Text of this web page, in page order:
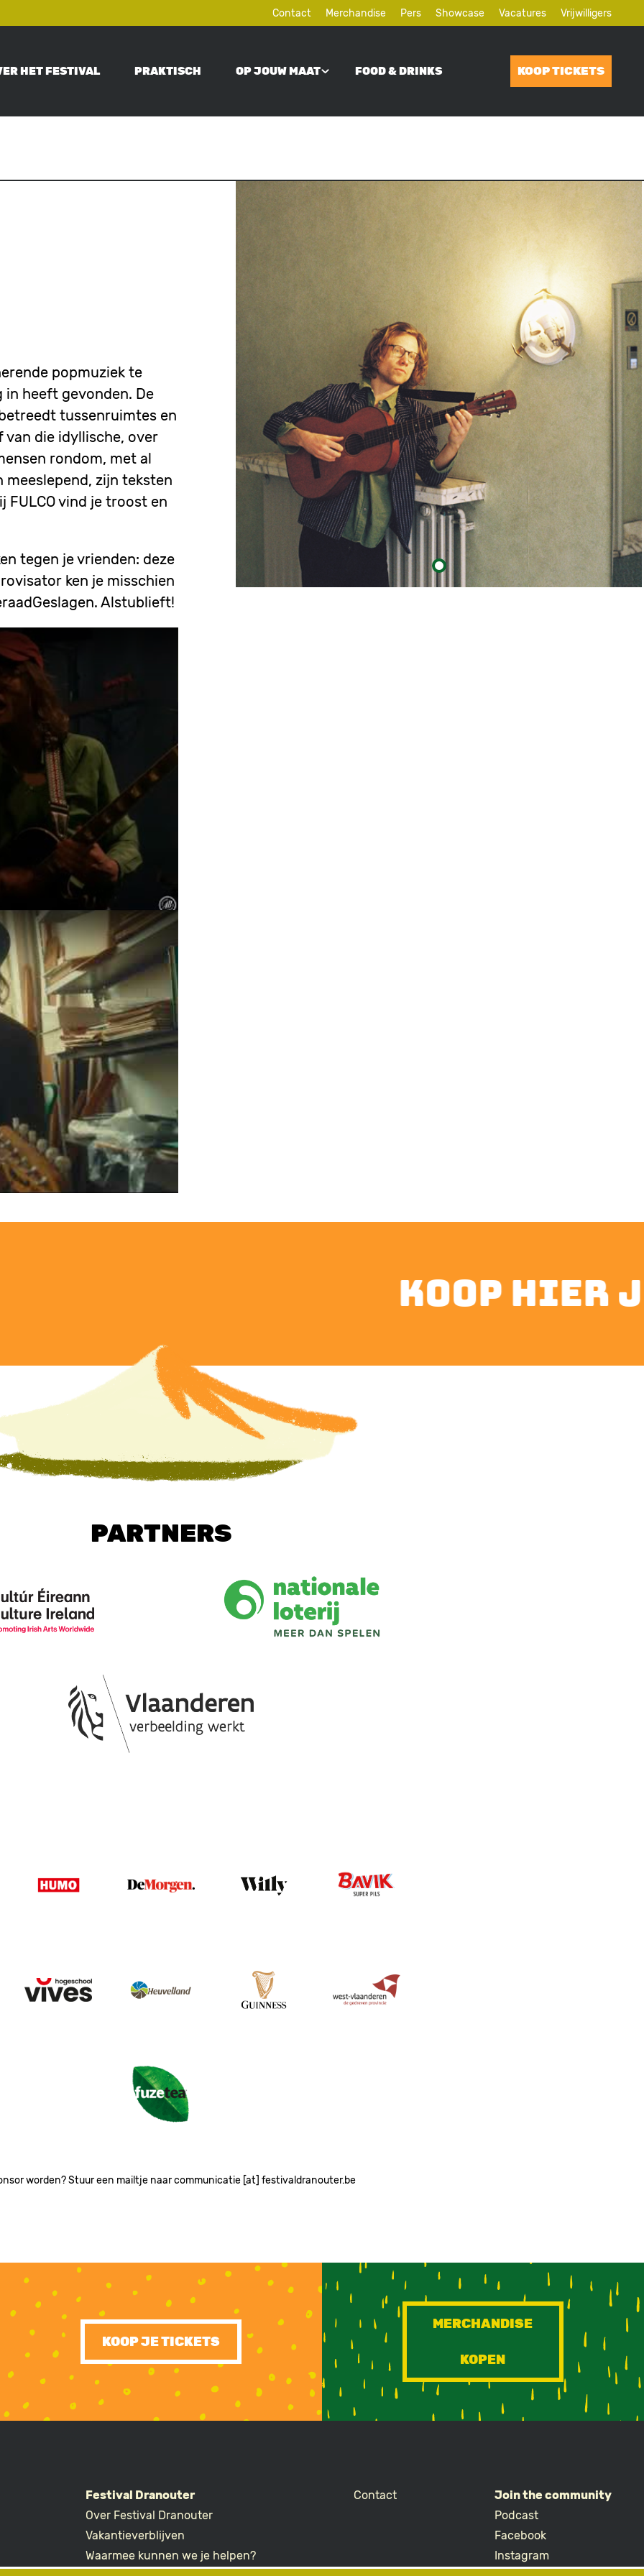
Contact Merchandise Pers Showcase Vacatures Vrijwilligers
HET FESTIVAL PRAKTISCH OP JOUW MAAT FOOD & DRINKS KOOP TICKETS
popmuziek te
in heeft gevonden. De
tussenruimtes en
die idyllische, over
rondom, met al
meeslepend, zijn teksten
FULCO vind je troost en
tegen je vrienden: deze
ken je misschien
Alstublieft!
- Ancienne Belgique
(Live akoestisch)
koop hier je
PARTNERS
Image
Image
Image
Image
Image Image
Image Image Image Image
Image
worden? Stuur een mailtje naar communicatie [at] festivaldranouter.be
KOOP JE TICKETS
MERCHANDISE
KOPEN
Festival Dranouter
Over Festival Dranouter
Vakantieverblijven
Waarmee kunnen we je helpen?
Contact
Join the community
Podcast
Facebook
Instagram